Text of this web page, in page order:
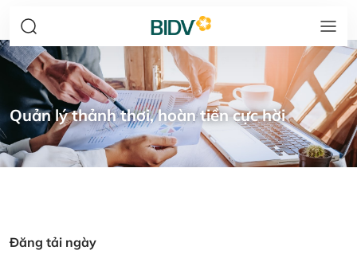
Quản lý thảnh thơi, hoàn tiền cực hời
Đăng tải ngày